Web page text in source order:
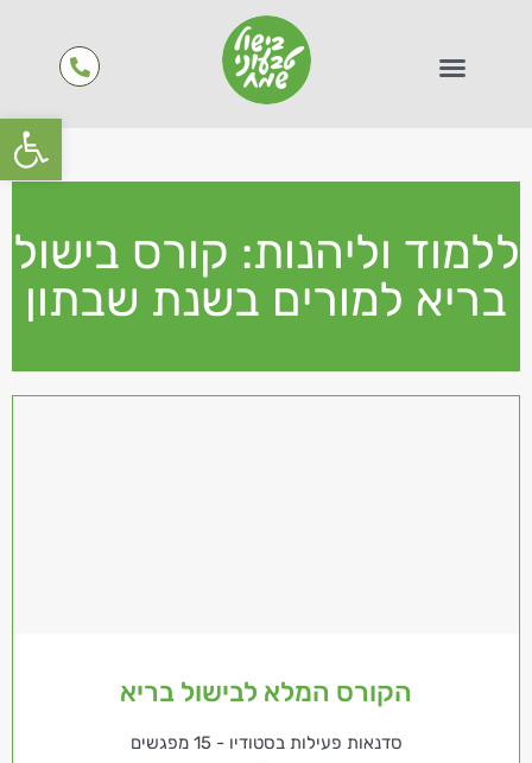
פתח
ללמוד וליהנות: קורס בישול
בריא למורים בשנת שבתון
הקורס המלא לבישול בריא
סדנאות פעילות בסטודיו - 15 מפגשים